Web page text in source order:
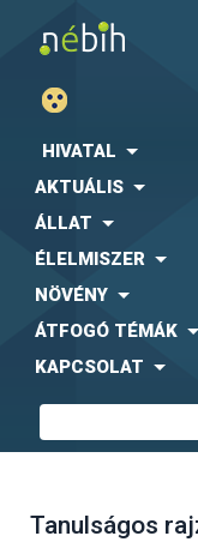
HIVATAL
AKTUÁLIS
ÁLLAT
ÉLELMISZER
NÖVÉNY
ÁTFOGÓ TÉMÁK
KAPCSOLAT
Tanulságos